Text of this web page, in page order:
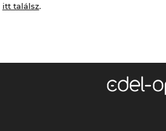
itt találsz.